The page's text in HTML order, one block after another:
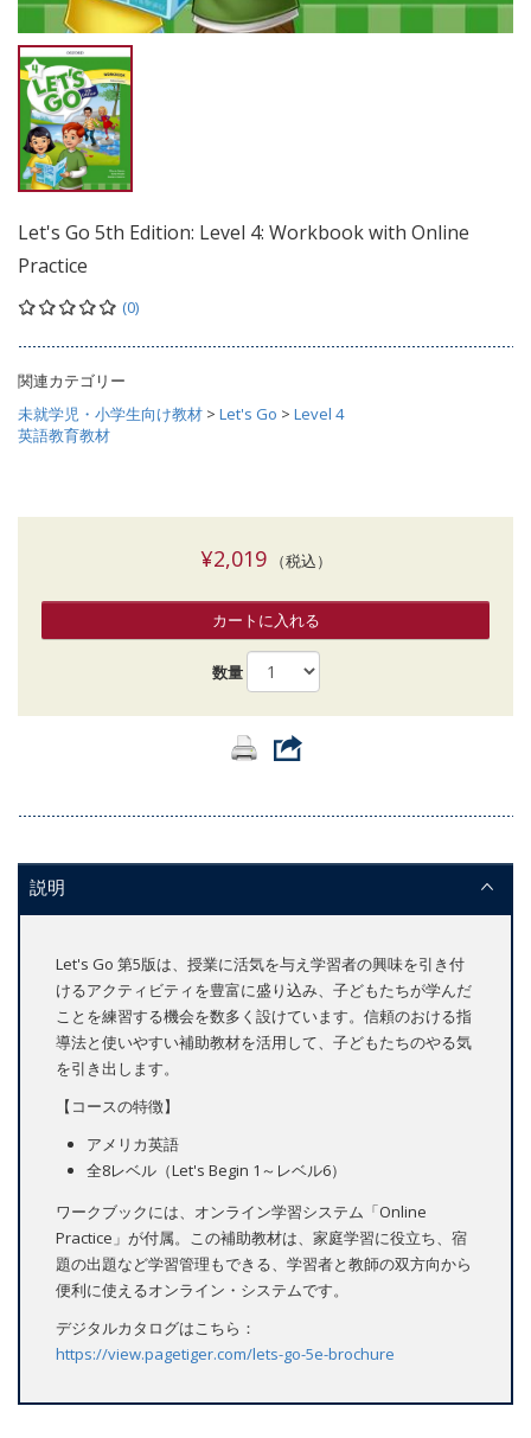
Let's Go 5th Edition: Level 4: Workbook with Online
Practice
(0)
関連カテゴリー
未就学児・小学生向け教材 > Let's Go > Level 4
英語教育教材
¥2,019（税込）
カートに入れる
数量
説明
Let's Go 第5版は、授業に活気を与え学習者の興味を引き付
けるアクティビティを豊富に盛り込み、子どもたちが学んだ
ことを練習する機会を数多く設けています。信頼のおける指
導法と使いやすい補助教材を活用して、子どもたちのやる気
を引き出します。
【コースの特徴】
アメリカ英語
全8レベル（Let's Begin 1～レベル6）
ワークブックには、オンライン学習システム「Online
Practice」が付属。この補助教材は、家庭学習に役立ち、宿
題の出題など学習管理もできる、学習者と教師の双方向から
便利に使えるオンライン・システムです。
デジタルカタログはこちら：
https://view.pagetiger.com/lets-go-5e-brochure